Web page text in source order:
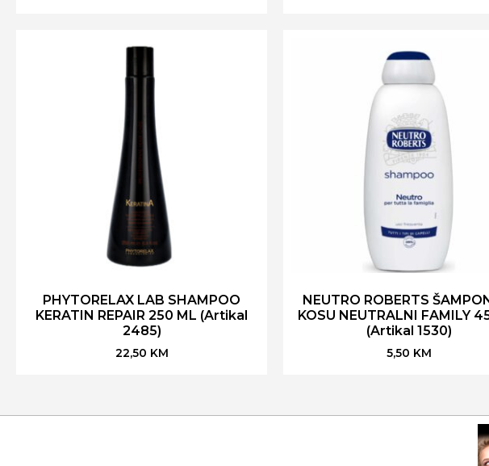
PHYTORELAX LAB SHAMPOO
KERATIN REPAIR 250 ML (Artikal
2485)
22,50 KM
NEUTRO ROBERTS
KOSU NEUTRALNI FAMILY
(Artikal 1530)
5,50 KM